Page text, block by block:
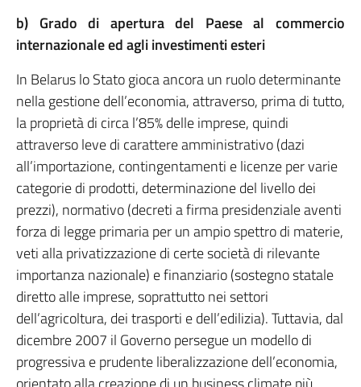
b) Grado di apertura del Paese al commercio
internazionale ed agli investimenti esteri
In Belarus lo Stato gioca ancora un ruolo determinante
nella gestione dell’economia, attraverso, prima di tutto,
la proprietà di circa l’85% delle imprese, quindi
attraverso leve di carattere amministrativo (dazi
all’importazione, contingentamenti e licenze per varie
categorie di prodotti, determinazione del livello dei
prezzi), normativo (decreti a firma presidenziale aventi
forza di legge primaria per un ampio spettro di materie,
veti alla privatizzazione di certe società di rilevante
importanza nazionale) e finanziario (sostegno statale
diretto alle imprese, soprattutto nei settori
dell’agricoltura, dei trasporti e dell’edilizia). Tuttavia, dal
dicembre 2007 il Governo persegue un modello di
progressiva e prudente liberalizzazione dell’economia,